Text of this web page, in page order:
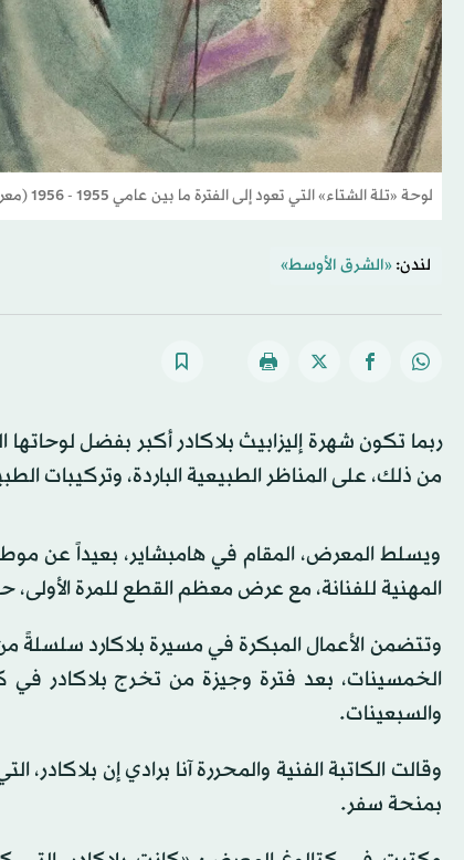
لوحة «تلة الشتاء» التي تعود إلى الفترة ما بين عامي 1955 - 1956 (معرض جينا بورلينغهام)
لندن: «الشرق الأوسط»
ربما تكون شهرة إليزابيث بلاكادر أكبر بفضل
من ذلك، على المناظر الطبيعية الباردة، وتركيبات
ويسلط المعرض، المقام في هامبشاير، بعيداً عن
المهنية للفنانة، مع عرض معظم القطع للمرة
وتتضمن الأعمال المبكرة في مسيرة بلاكارد سلسلةً من
الخمسينات، بعد فترة وجيزة من تخرج بلاكادر في
والسبعينات.
بمنحة سفر.